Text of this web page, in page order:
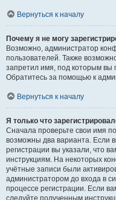
Вернуться к началу
Почему я не могу
Возможно, администратор
пользователей. Также
запретил имя, под которым вы
Обратитесь за помощью к
Вернуться к началу
Я только что
Сначала проверьте свои имя
возможны два варианта. Если
регистрации вы указали, что
инструкциям. На некоторых
учётные записи были
администратором до входа в
процессе регистрации. Если
следуйте полученным